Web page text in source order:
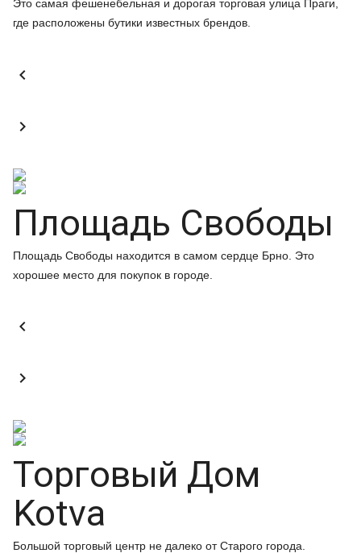
Это самая фешенебельная и дорогая торговая улица Праги,
где расположены бутики известных брендов.


Площадь Свободы
Площадь Свободы находится в самом сердце Брно. Это
хорошее место для покупок в городе.


Торговый Дом
Kotva
Большой торговый центр не далеко от Старого города.